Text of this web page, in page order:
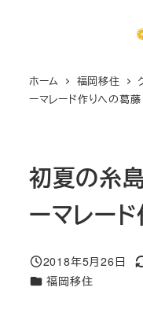
ホーム 福岡移住
ーマレード作りへの葛藤
初夏の糸
ーマレー
投稿日
2018年5月26日
カテゴリー
福岡移住